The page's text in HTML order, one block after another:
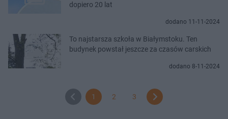
dopiero 20 lat
dodano 11-11-2024
To najstarsza szkoła w Białymstoku. Ten
budynek powstał jeszcze za czasów carskich
dodano 8-11-2024
1 2 3